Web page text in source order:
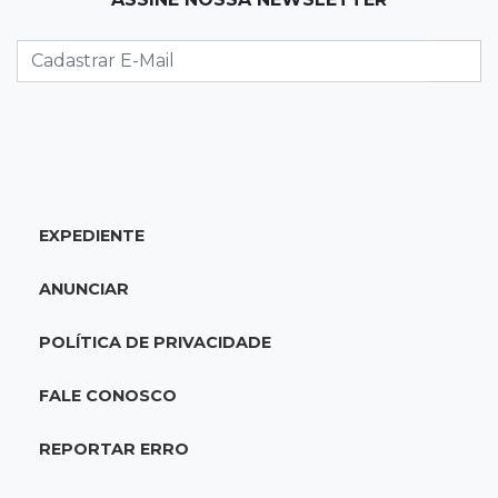
Carro atravessa avenida, destrói garagem e é
abandonado após acidente
Atletas de MS intensificam preparação para
motociclista que se filmava com celular
EXPEDIENTE
ANUNCIAR
POLÍTICA DE PRIVACIDADE
FALE CONOSCO
REPORTAR ERRO